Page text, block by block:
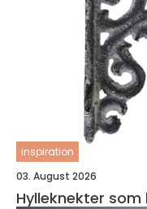
inspiration
03. August 2026
Hylleknekter